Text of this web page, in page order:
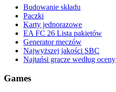
Budowanie składu
Paczki
Karty jednorazowe
EA FC 26 Lista pakietów
Generator meczów
Najwyższej jakości SBC
Najtańsi gracze według oceny
Games